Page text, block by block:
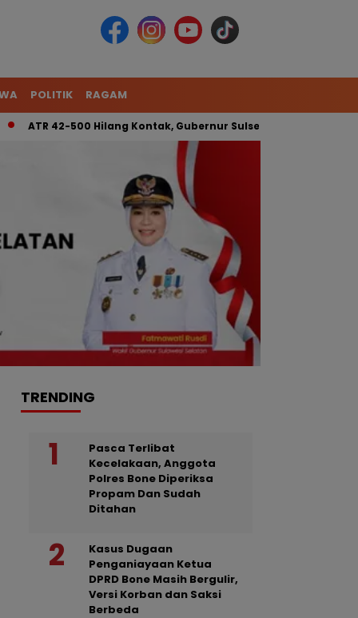
POLITIK RAGAM
42-500 Hilang Kontak, Gubernur Sulsel: Kita Kerahkan Tim
TRENDING
Pasca Terlibat
Kecelakaan, Anggota
Polres Bone Diperiksa
Propam Dan Sudah
Ditahan
Kasus Dugaan
Penganiayaan Ketua
DPRD Bone Masih Bergulir,
Versi Korban dan Saksi
Berbeda